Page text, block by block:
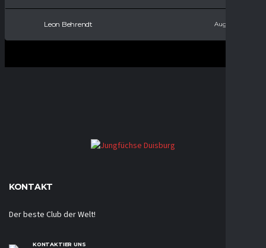
Leon Behrendt August 9, 2017
KONTAKT
Der beste Club der Welt!
KONTAKTIER UNS